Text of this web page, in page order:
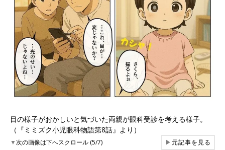
目の様子がおかしいと気づいた両親が眼科受診を考える様子。
（『ミミズク小児眼科物語第8話』より）
▼次の画像は下へスクロール (5/7) ▶元記事を見る